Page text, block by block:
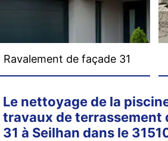
Ravalement de façade 31
Le nettoyage de la
travaux de terrassement
31 à Seilhan dans le